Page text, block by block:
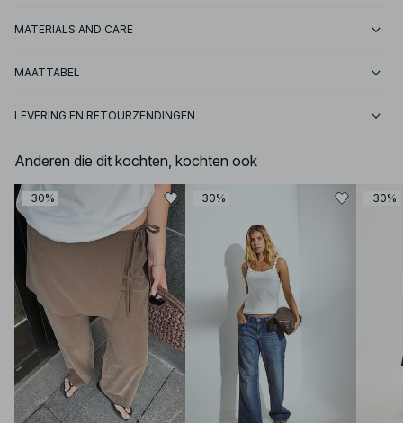
MATERIALS AND CARE
MAATTABEL
LEVERING EN RETOURZENDINGEN
Anderen die dit kochten, kochten ook
-30% -30% -30%